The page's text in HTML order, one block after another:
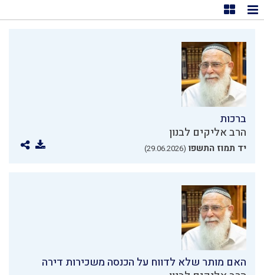
תצוגת רשימה
תצוגת קוביות
ברכות
הרב אליקים לבנון
יד תמוז התשפו (29.06.2026)
האם מותר שלא לדווח על הכנסה משכירות דירה